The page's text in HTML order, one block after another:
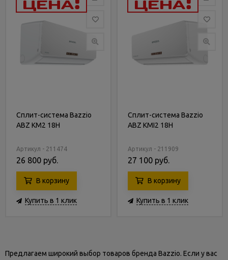
Сплит-система Bazzio
ABZ KM2 18H
Артикул - 211474
26 800 руб.
В корзину
Купить в 1 клик
Сплит-система Bazzio
ABZ KMI2 18H
Артикул - 211909
27 100 руб.
В корзину
Купить в 1 клик
Предлагаем широкий выбор товаров бренда Bazzio. Если у вас